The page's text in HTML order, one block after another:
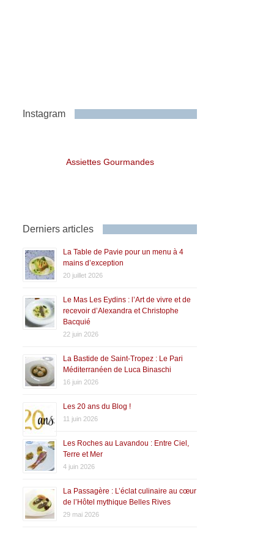
Instagram
Assiettes Gourmandes
Derniers articles
La Table de Pavie pour un menu à 4
mains d’exception
20 juillet 2026
Le Mas Les Eydins : l’Art de vivre et de
recevoir d’Alexandra et Christophe
Bacquié
22 juin 2026
La Bastide de Saint-Tropez : Le Pari
Méditerranéen de Luca Binaschi
16 juin 2026
Les 20 ans du Blog !
11 juin 2026
Les Roches au Lavandou : Entre Ciel,
Terre et Mer
4 juin 2026
La Passagère : L’éclat culinaire au cœur
de l’Hôtel mythique Belles Rives
29 mai 2026